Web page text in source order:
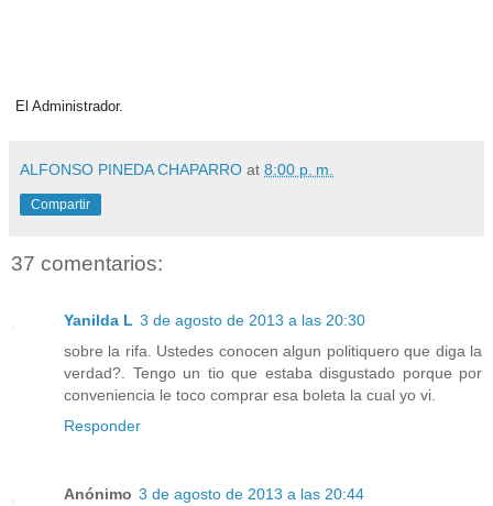
El Administrador.
ALFONSO PINEDA CHAPARRO at 8:00 p. m.
Compartir
37 comentarios:
Yanilda L 3 de agosto de 2013 a las 20:30
sobre la rifa. Ustedes conocen algun politiquero que diga la
verdad?. Tengo un tio que estaba disgustado porque por
conveniencia le toco comprar esa boleta la cual yo vi.
Responder
Anónimo 3 de agosto de 2013 a las 20:44